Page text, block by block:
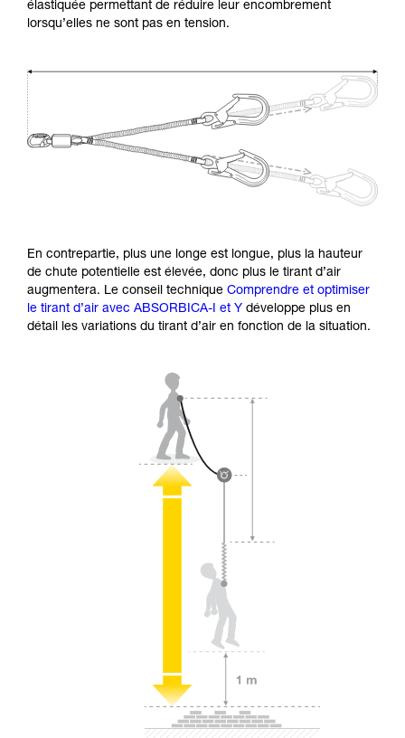
élastiquée permettant de réduire leur encombrement
lorsqu’elles ne sont pas en tension.
En contrepartie, plus une longe est longue, plus la hauteur
de chute potentielle est élevée, donc plus le tirant d’air
augmentera. Le conseil technique Comprendre et optimiser
le tirant d’air avec ABSORBICA-I et Y développe plus en
détail les variations du tirant d’air en fonction de la situation.